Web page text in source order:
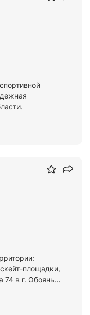
площадки,
74 в г. Обоянь